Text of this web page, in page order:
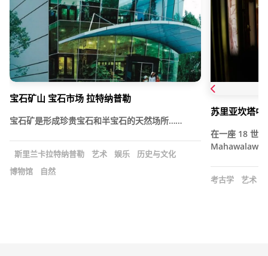
宝石矿山 宝石市场 拉特纳普勒
宝石矿是形成珍贵宝石和半宝石的天然场所……
斯里兰卡拉特纳普勒 艺术 娱乐
历史与文化
博物馆
自然
苏里亚坎塔
在一座 18 世
考古学 艺术